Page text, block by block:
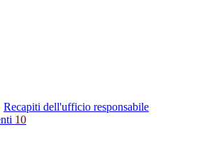
Recapiti dell'ufficio responsabile
10